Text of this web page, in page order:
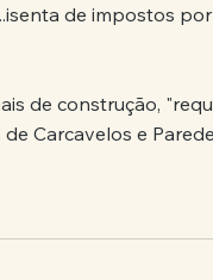
de impostos por
de construção,
Carcavelos e